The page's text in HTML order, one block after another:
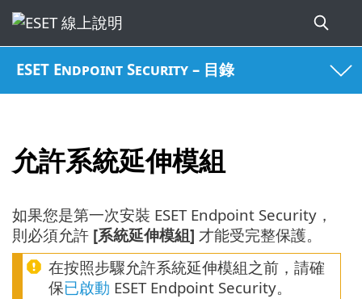
ESET Endpoint Security – 目錄
允許系統延伸模組
如果您是第一次安裝 ESET Endpoint Security，
則必須允許 [系統延伸模組] 才能受完整保護。
在按照步驟允許系統延伸模組之前，請確
保已啟動 ESET Endpoint Security。